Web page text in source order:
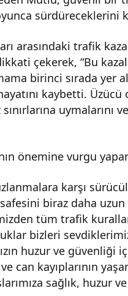
sürdüreceklerini
arasındaki trafik
çekerek, “Bu
birinci sırada yer
kaybetti. Üzücü
uymalarını
önemine vurgu
karşı
biraz daha
tüm trafik
bizleri
huzur ve güvenliği
ve can kayıplarının
sağlık, huzur